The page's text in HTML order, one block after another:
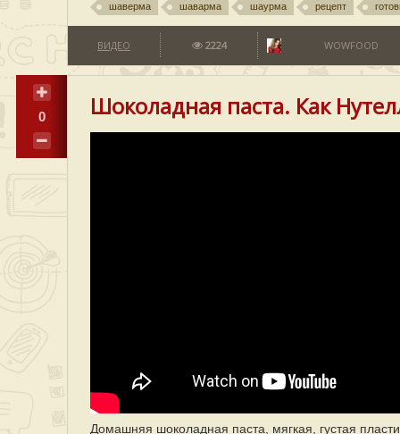
шаверма шаварма шаурма рецепт
ВИДЕО 2224 WOWFOOD
0 Шоколадная паста. Как
Домашняя шоколадная паста, мягкая, густая